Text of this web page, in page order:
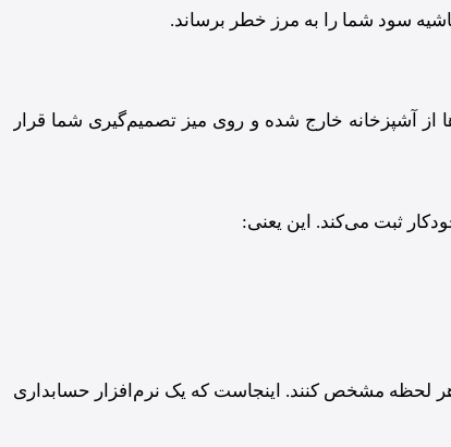
سود شما را به مرز خطر برساند.
از آشپزخانه خارج شده و روی میز تصمیم‌گیری شما قرار
ثبت می‌کند. این یعنی:
هر لحظه مشخص کنند. اینجاست که یک نرم‌افزار حسابداری